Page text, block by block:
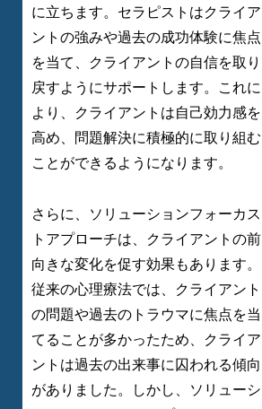
に立ちます。セラピストはクライア
ントの強みや過去の成功体験に焦点
を当て、クライアントの自信を取り
戻すようにサポートします。これに
より、クライアントは自己効力感を
高め、問題解決に積極的に取り組む
ことができるようになります。
さらに、ソリューションフォーカス
トアプローチは、クライアントの前
向きな変化を促す効果もあります。
従来の心理療法では、クライアント
の問題や過去のトラウマに焦点を当
てることが多かったため、クライア
ントは過去の出来事に囚われる傾向
がありました。しかし、ソリューシ